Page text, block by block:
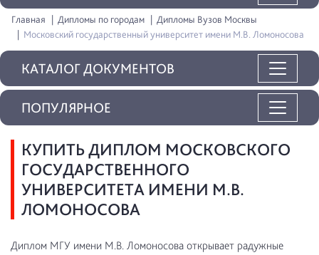
Главная Дипломы по городам
Дипломы Вузов Москвы
Московский государственный университет имени М.В. Ломоносова
КАТАЛОГ ДОКУМЕНТОВ
КУПИТЬ ДИПЛОМ МОСКОВСКОГО
ГОСУДАРСТВЕННОГО
УНИВЕРСИТЕТА ИМЕНИ М.В.
ЛОМОНОСОВА
Диплом МГУ имени М.В. Ломоносова открывает радужные
ПОПУЛЯРНОЕ